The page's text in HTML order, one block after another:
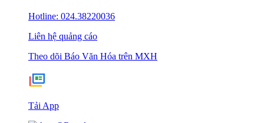
Hotline: 024.38220036
Liên hệ quảng cáo
Theo dõi Báo Văn Hóa trên MXH
Tải App